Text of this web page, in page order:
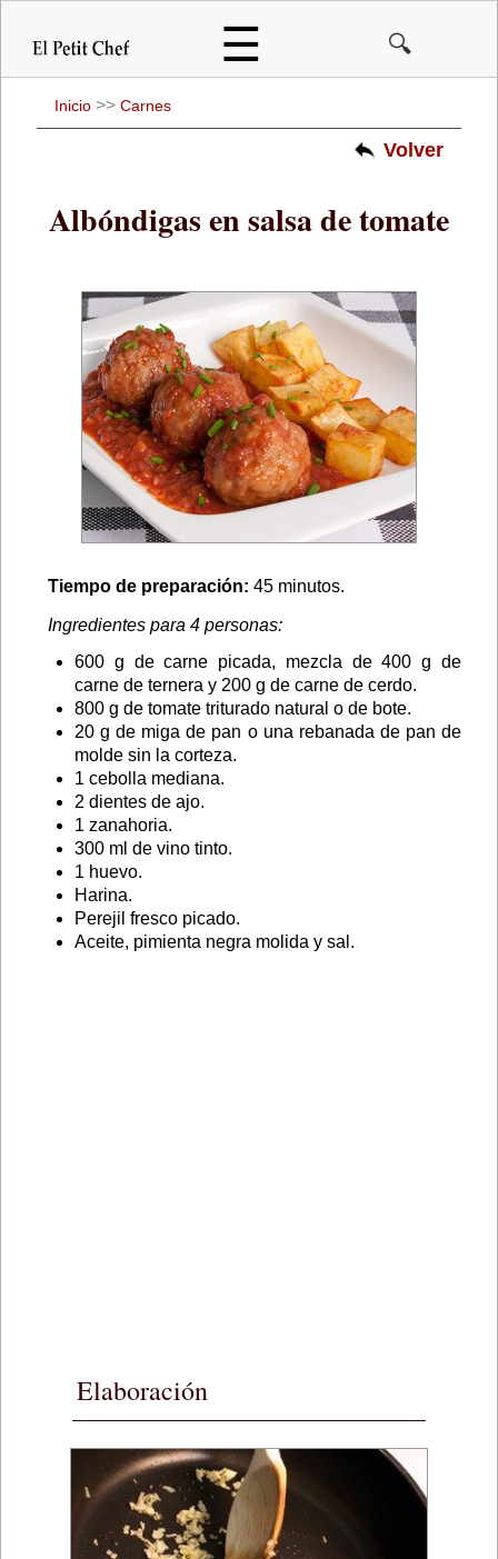
principal
☰ 🔍
Inicio >> Carnes
Volver
Albóndigas en salsa de tomate
Tiempo de preparación: 45 minutos.
Ingredientes para 4 personas:
600 g de carne picada, mezcla de 400 g de
carne de ternera y 200 g de carne de cerdo.
800 g de tomate triturado natural o de bote.
20 g de miga de pan o una rebanada de pan de
molde sin la corteza.
1 cebolla mediana.
2 dientes de ajo.
1 zanahoria.
300 ml de vino tinto.
1 huevo.
Harina.
Perejil fresco picado.
Aceite, pimienta negra molida y sal.
Elaboración